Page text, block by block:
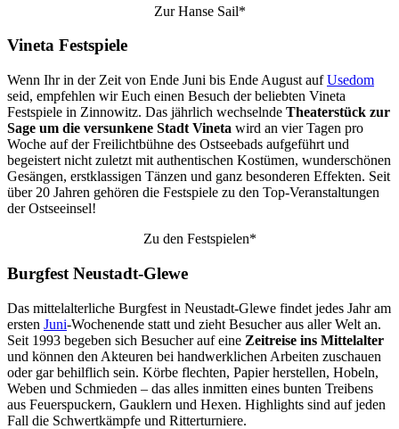
Zur Hanse Sail*
Vineta Festspiele
Wenn Ihr in der Zeit von Ende Juni bis Ende August aufUsedom
seid, empfehlen wir Euch einen Besuch der beliebten Vineta
Festspiele in Zinnowitz. Das jährlich wechselnde Theaterstück zur
Sage um die versunkene Stadt Vineta wird an vier Tagen pro
Woche auf der Freilichtbühne des Ostseebads aufgeführt und
begeistert nicht zuletzt mit authentischen Kostümen, wunderschönen
Gesängen, erstklassigen Tänzen und ganz besonderen Effekten. Seit
über 20 Jahren gehören die Festspiele zu den Top-Veranstaltungen
der Ostseeinsel!
Zu den Festspielen*
Burgfest Neustadt-Glewe
Das mittelalterliche Burgfest in Neustadt-Glewe findet jedes Jahr am
ersten Juni-Wochenende statt und zieht Besucher aus aller Welt an.
Seit 1993 begeben sich Besucher auf eine Zeitreise ins Mittelalter
und können den Akteuren bei handwerklichen Arbeiten zuschauen
oder gar behilflich sein. Körbe flechten, Papier herstellen, Hobeln,
Weben und Schmieden – das alles inmitten eines bunten Treibens
aus Feuerspuckern, Gauklern und Hexen. Highlights sind auf jeden
Fall die Schwertkämpfe und Ritterturniere.